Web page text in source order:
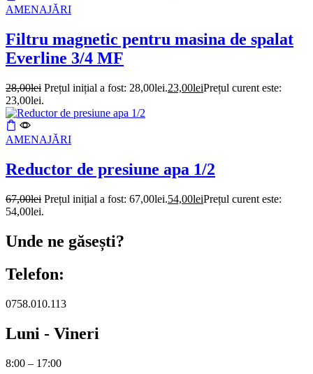
AMENAJĂRI
Filtru magnetic pentru masina de spalat
Everline 3/4 MF
28,00lei Prețul inițial a fost: 28,00lei.23,00leiPrețul curent este:
23,00lei.
AMENAJĂRI
Reductor de presiune apa 1/2
67,00lei Prețul inițial a fost: 67,00lei.54,00leiPrețul curent este:
54,00lei.
Unde ne găsești?
Telefon:
0758.010.113
Luni - Vineri
8:00 – 17:00